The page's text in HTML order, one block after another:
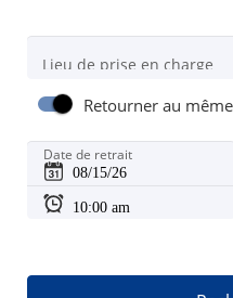
Lieu de prise en charge
Retourner au
Date de retrait